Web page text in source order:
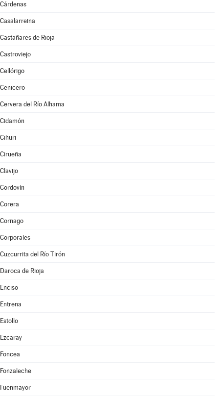
Cárdenas
Casalarreina
Castañares de Rioja
Castroviejo
Cellórigo
Cenicero
Cervera del Río Alhama
Cidamón
Cihuri
Cirueña
Clavijo
Cordovín
Corera
Cornago
Corporales
Cuzcurrita del Río Tirón
Daroca de Rioja
Enciso
Entrena
Estollo
Ezcaray
Foncea
Fonzaleche
Fuenmayor